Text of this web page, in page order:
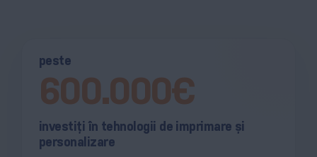
peste
600.000€
investiți în tehnologii de imprimare și
personalizare